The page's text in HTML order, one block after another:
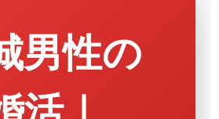
男性の